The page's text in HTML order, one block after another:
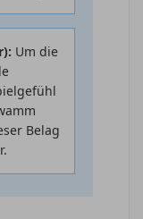
Um die
Belag